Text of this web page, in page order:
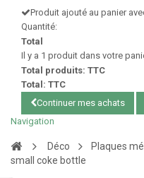
Produit ajouté au panier
Quantité:
Total
Il y a 1 produit dans votre
Total produits: TTC
Total: TTC
Continuer mes achats
Navigation
Déco Plaques
small coke bottle